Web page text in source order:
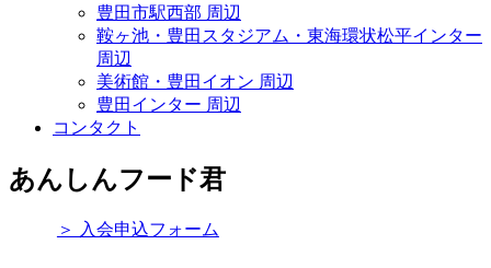
豊田市駅西部 周辺
鞍ヶ池・豊田スタジアム・東海環状松平インター
周辺
美術館・豊田イオン 周辺
豊田インター 周辺
コンタクト
あんしんフード君
＞ 入会申込フォーム